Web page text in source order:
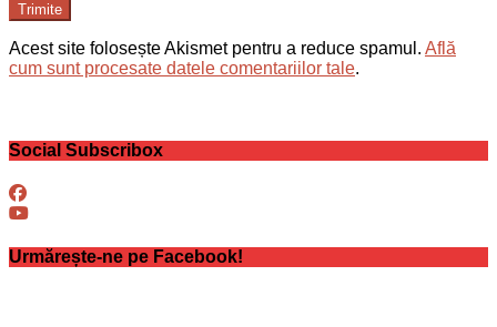
Trimite
Acest site folosește Akismet pentru a reduce spamul. Află
cum sunt procesate datele comentariilor tale.
Social Subscribox
Urmărește-ne pe Facebook!